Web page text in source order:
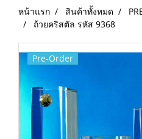
หน้าแรก สินค้าทั้งหมด
ถ้วยคริสตัล รหัส 9368
Pre-Order